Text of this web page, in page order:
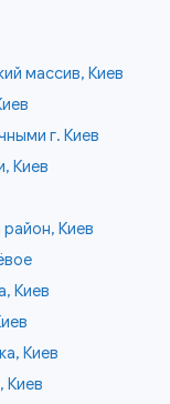
массив, Киев
г. Киев
Киев
Киев
Киев
Киев
Киев